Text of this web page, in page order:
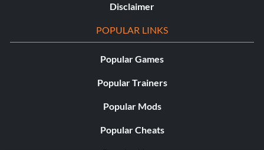
Disclaimer
POPULAR LINKS
Popular Games
Popular Trainers
Popular Mods
Popular Cheats